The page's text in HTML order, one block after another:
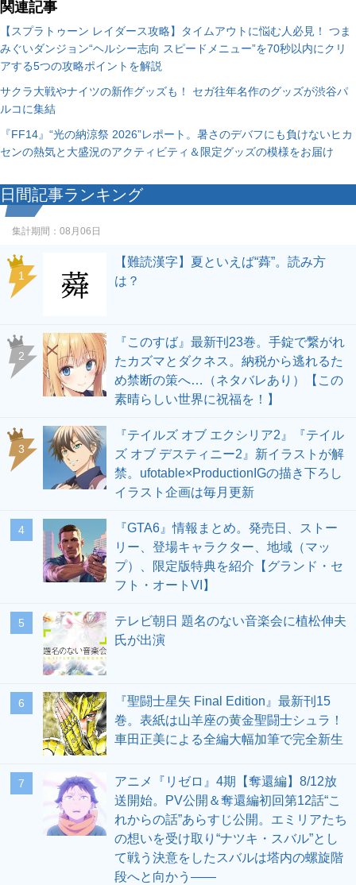
関連記事
【スプラトゥーン レイダース攻略】タイムアウトに悩む人必見！ つま
みぐいダンジョン“ヘルシー志向 スピードメニュー”を70秒以内にクリ
アする5つの攻略ポイントを解説
サクラ大戦やナイツの新作グッズも！ セガ往年名作のグッズが渋谷パ
ルコに集結
『FF14』“光の納涼祭 2026”レポート。暑さのデバフにも負けないヒカ
センの熱気と大盛況のアクティビティ＆限定グッズの模様をお届け
日間記事ランキング
集計期間： 08月06日
1
【難読漢字】夏といえば“蕣”。読み方
は？
2
『このすば』最新刊23巻。手錠で繋がれ
たカズマとダクネス。納税から逃れるた
め禁断の策へ…（ネタバレあり）【この
素晴らしい世界に祝福を！】
3
『テイルズ オブ エクシリア2』『テイル
ズ オブ デスティニー2』新イラストが解
禁。ufotable×ProductionIGの描き下ろし
イラスト企画は毎月更新
4
『GTA6』情報まとめ。発売日、ストー
リー、登場キャラクター、地域（マッ
プ）、限定版特典を紹介【グランド・セ
フト・オートVI】
5
テレビ朝日 題名のない音楽会に植松伸夫
氏が出演
6
『聖闘士星矢 Final Edition』最新刊15
巻。表紙は山羊座の黄金聖闘士シュラ！
車田正美による全編大幅加筆で完全新生
7
アニメ『リゼロ』4期【奪還編】8/12放
送開始。PV公開＆奪還編初回第12話“こ
れからの話”あらすじ公開。エミリアたち
の想いを受け取り“ナツキ・スバル”とし
て戦う決意をしたスバルは塔内の螺旋階
段へと向かう――